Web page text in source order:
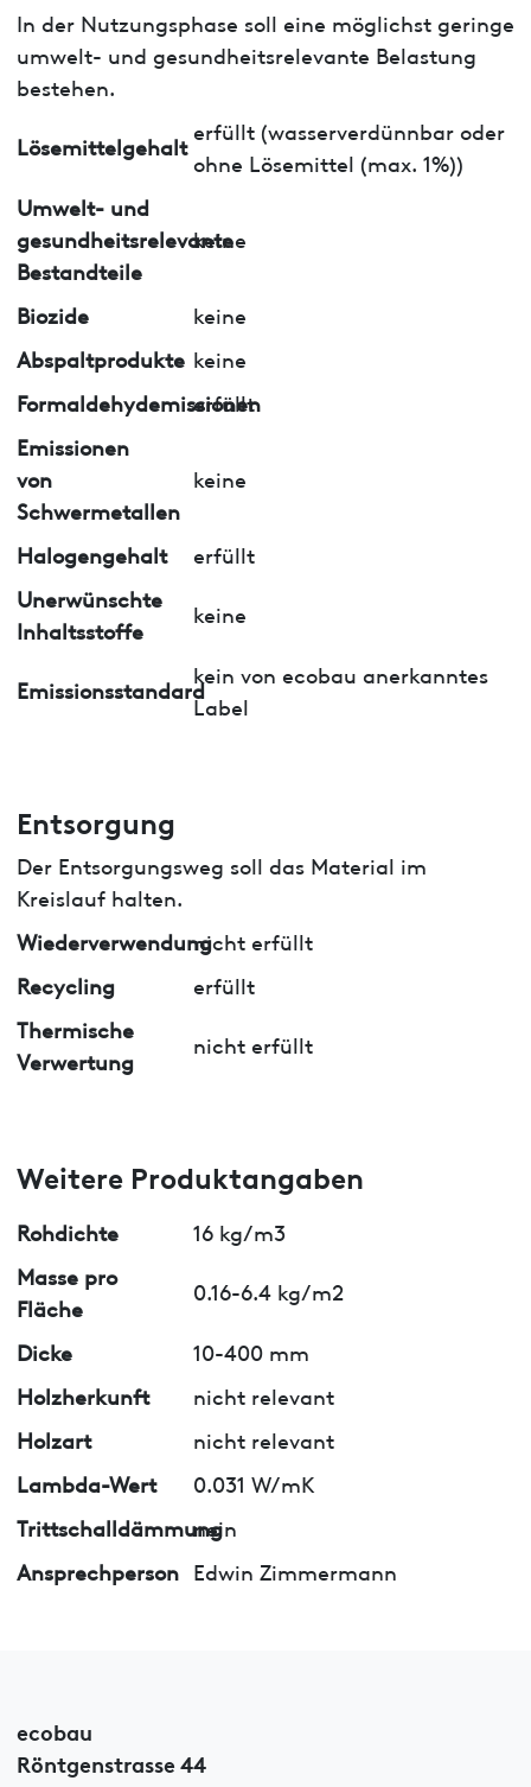
In der Nutzungsphase soll eine möglichst geringe
umwelt- und gesundheitsrelevante Belastung
bestehen.
Lösemittelgehalt
erfüllt (wasserverdünnbar oder
ohne Lösemittel (max. 1%))
Umwelt- und
gesundheitsrelevante
Bestandteile
keine
Biozide
keine
Abspaltprodukte keine
Formaldehydemissionen
erfüllt
Emissionen
von
Schwermetallen
keine
Halogengehalt
erfüllt
Unerwünschte
Inhaltsstoffe
keine
Emissionsstandard
kein von ecobau anerkanntes
Label
Entsorgung
Der Entsorgungsweg soll das Material im
Kreislauf halten.
Wiederverwendungnicht erfüllt
Recycling
erfüllt
Thermische
Verwertung
nicht erfüllt
Weitere Produktangaben
Rohdichte
16 kg/m3
Masse pro
Fläche
0.16-6.4 kg/m2
Dicke
10-400 mm
Holzherkunft
nicht relevant
Holzart
nicht relevant
Lambda-Wert
0.031 W/mK
Trittschalldämmung
nein
Ansprechperson Edwin Zimmermann
ecobau
Röntgenstrasse 44